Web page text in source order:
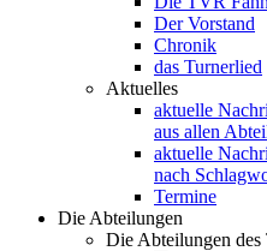
Der Vorstand
Chronik
das Turnerlied
Aktuelles
aktuelle
aus allen
aktuelle
nach
Termine
Die Abteilungen
Die Abteilungen